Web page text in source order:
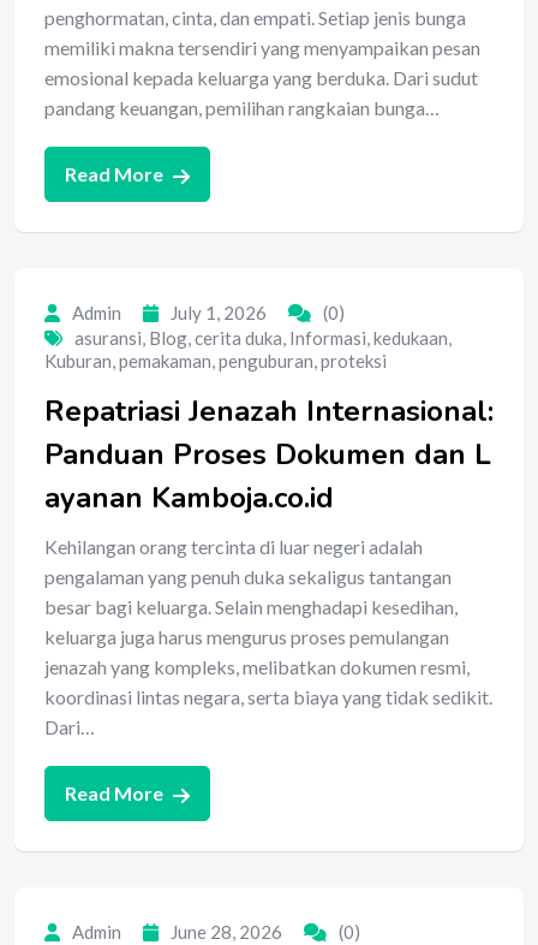
penghormatan, cinta, dan empati. Setiap jenis bunga
memiliki makna tersendiri yang menyampaikan pesan
emosional kepada keluarga yang berduka. Dari sudut
pandang keuangan, pemilihan rangkaian bunga…
Read More
Admin July 1, 2026
(0)
asuransi, Blog,cerita duka, Informasi,kedukaan,
Kuburan,pemakaman,penguburan,proteksi
Repatriasi Jenazah Internasional:
Panduan Proses Dokumen dan L
ayanan Kamboja.co.id
Kehilangan orang tercinta di luar negeri adalah
pengalaman yang penuh duka sekaligus tantangan
besar bagi keluarga. Selain menghadapi kesedihan,
keluarga juga harus mengurus proses pemulangan
jenazah yang kompleks, melibatkan dokumen resmi,
koordinasi lintas negara, serta biaya yang tidak sedikit.
Dari…
Read More
Admin June 28, 2026
(0)